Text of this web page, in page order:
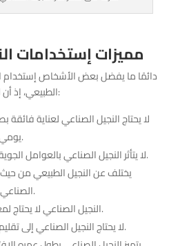
مميزات إستخدامات
دائمًا ما يفضل بعض الأشخاص إستخدام
الطبيعي، إذ أن له مميزات عديدة ومنها:
لا يحتاج النجيل الصناعي لعناية
يومي مثل النجيل الطبيعي.
لا يتأثر النجيل الصناعي بالعوامل الجوية مثل النجيل الطبيعي.
يختلف عن النجيل الطبيعي من حيث
الصناعي لا يحتاج لتكلفة عالية.
النجيل الصناعي لا يحتاج لمعدات أو عمال لرعايته.
لا يحتاج النجيل الصناعي إلى تقليم مثل النجيل الطبيعي.